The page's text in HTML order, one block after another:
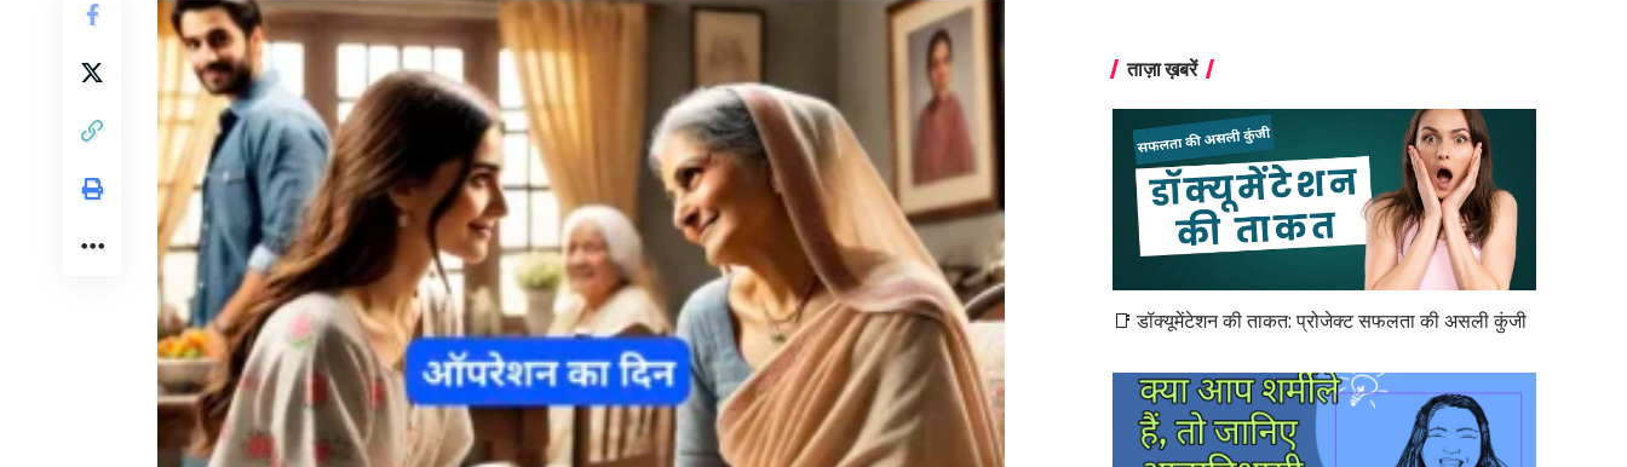
ताज़ा ख़बरें
📑 डॉक्यूमेंटेशन की ताकत: प्रोजेक्ट सफलता की असली कुंजी